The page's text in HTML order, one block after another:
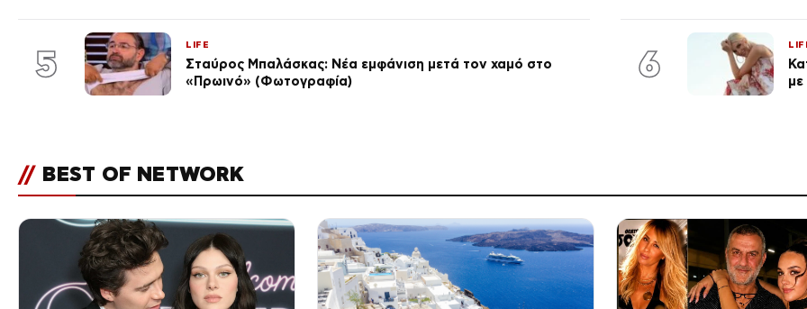
5 LIFE
Σταύρος Μπαλάσκας: Νέα εμφάνιση μετά τον χαμό στο
«Πρωινό» (Φωτογραφία)
6
// BEST OF NETWORK